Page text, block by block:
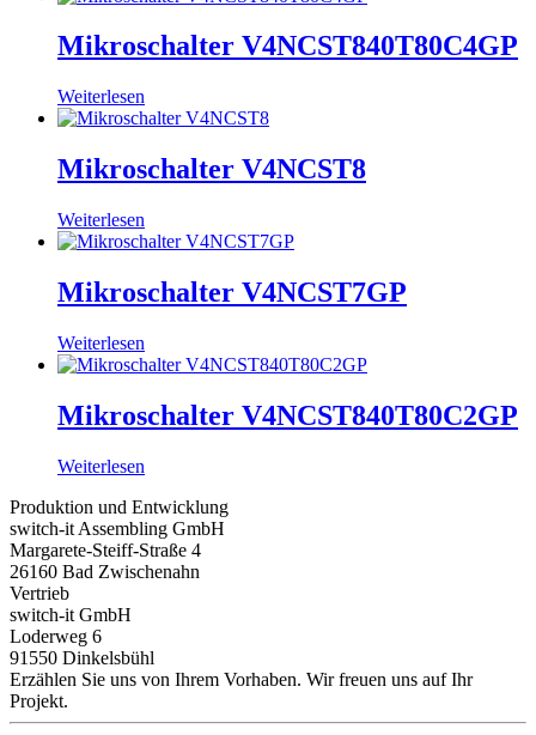
Mikroschalter V4NCST840T80C4GP
Weiterlesen
Mikroschalter V4NCST8
Weiterlesen
Mikroschalter V4NCST7GP
Weiterlesen
Mikroschalter V4NCST840T80C2GP
Weiterlesen
Produktion und Entwicklung
switch-it Assembling GmbH
Margarete-Steiff-Straße 4
26160 Bad Zwischenahn
Vertrieb
switch-it GmbH
Loderweg 6
91550 Dinkelsbühl
Erzählen Sie uns von Ihrem Vorhaben. Wir freuen uns auf Ihr
Projekt.